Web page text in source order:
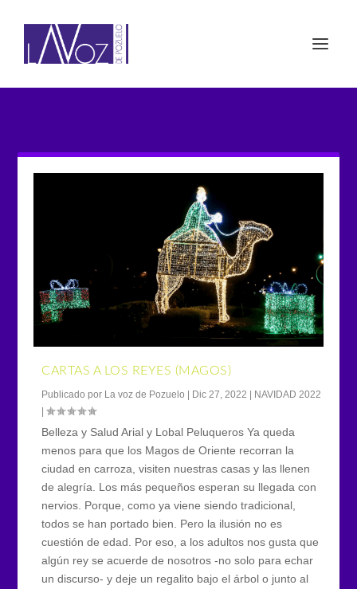
CARTAS A LOS REYES (MAGOS)
Publicado por La voz de Pozuelo | Dic 27, 2022 | NAVIDAD 2022
|
Belleza y Salud Arial y Lobal Peluqueros Ya queda
menos para que los Magos de Oriente recorran la
ciudad en carroza, visiten nuestras casas y las llenen
de alegría. Los más pequeños esperan su llegada con
nervios. Porque, como ya viene siendo tradicional,
todos se han portado bien. Pero la ilusión no es
cuestión de edad. Por eso, a los adultos nos gusta que
algún rey se acuerde de nosotros -no solo para echar
un discurso- y deje un regalito bajo el árbol o junto al